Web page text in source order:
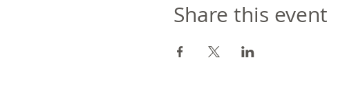
Share this event